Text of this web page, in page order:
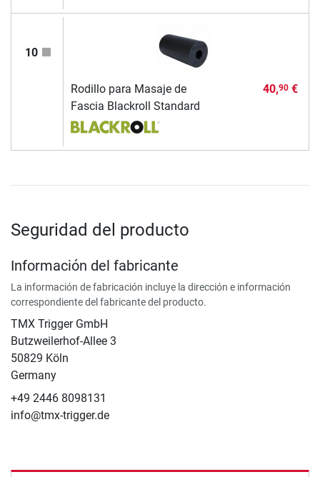
10
Rodillo para Masaje de
Fascia Blackroll Standard
40,90€
Seguridad del producto
Información del fabricante
La información de fabricación incluye la dirección e información
correspondiente del fabricante del producto.
TMX Trigger GmbH
Butzweilerhof-Allee 3
50829 Köln
Germany
+49 2446 8098131
info@tmx-trigger.de